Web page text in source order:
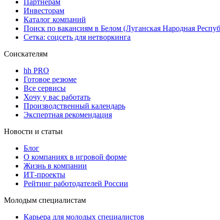
Инвесторам
Каталог компаний
Поиск по вакансиям в Белом (Луганская Народная
Сетка: соцсеть для нетворкинга
Соискателям
hh PRO
Готовое резюме
Все сервисы
Хочу у вас работать
Производственный календарь
Экспертная рекомендация
Новости и статьи
Блог
О компаниях в игровой форме
Жизнь в компании
ИТ-проекты
Рейтинг работодателей России
Молодым специалистам
Карьера для молодых специалистов